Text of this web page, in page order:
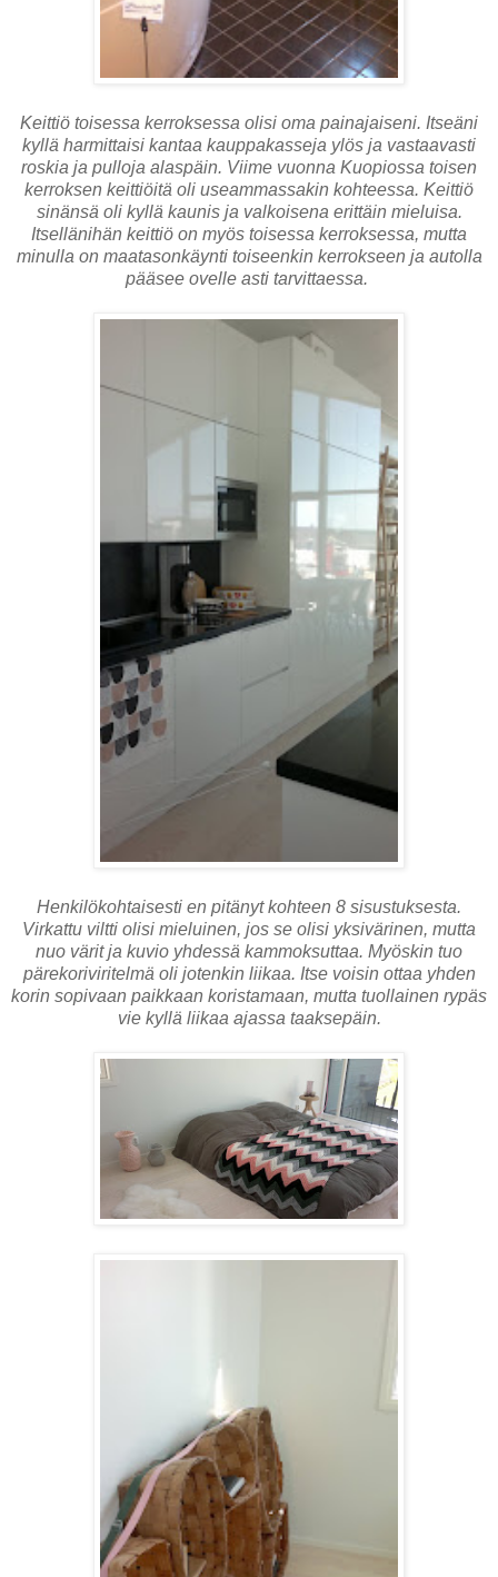
Keittiö toisessa kerroksessa olisi oma painajaiseni. Itseäni
kyllä harmittaisi kantaa kauppakasseja ylös ja vastaavasti
roskia ja pulloja alaspäin. Viime vuonna Kuopiossa toisen
kerroksen keittiöitä oli useammassakin kohteessa. Keittiö
sinänsä oli kyllä kaunis ja valkoisena erittäin mieluisa.
Itsellänihän keittiö on myös toisessa kerroksessa, mutta
minulla on maatasonkäynti toiseenkin kerrokseen ja autolla
pääsee ovelle asti tarvittaessa.
Henkilökohtaisesti en pitänyt kohteen 8 sisustuksesta.
Virkattu viltti olisi mieluinen, jos se olisi yksivärinen, mutta
nuo värit ja kuvio yhdessä kammoksuttaa. Myöskin tuo
pärekoriviritelmä oli jotenkin liikaa. Itse voisin ottaa yhden
korin sopivaan paikkaan koristamaan, mutta tuollainen rypäs
vie kyllä liikaa ajassa taaksepäin.